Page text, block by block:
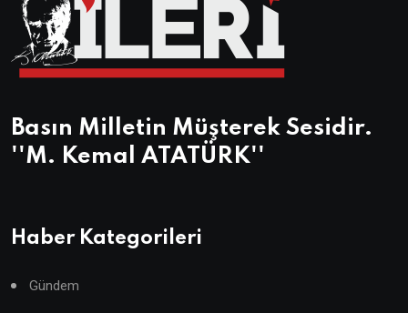
Basın Milletin Müşterek Sesidir.
''M. Kemal ATATÜRK''
Haber Kategorileri
Gündem